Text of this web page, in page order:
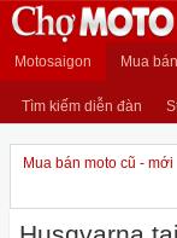
Motosaigon Mua
Tìm kiếm diễn đàn
Mua bán moto cũ - mới